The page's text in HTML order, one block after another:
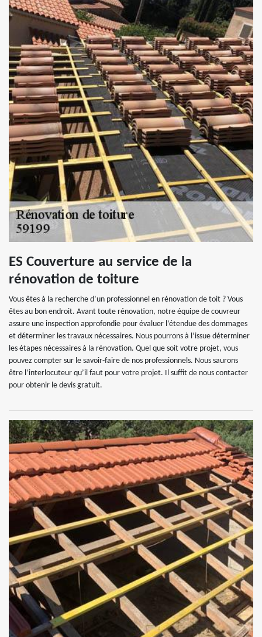
ES Couverture au service de la
rénovation de toiture
Vous êtes à la recherche d’un professionnel en rénovation de toit ? Vous
êtes au bon endroit. Avant toute rénovation, notre équipe de couvreur
assure une inspection approfondie pour évaluer l’étendue des dommages
et déterminer les travaux nécessaires. Nous pourrons à l’issue déterminer
les étapes nécessaires à la rénovation. Quel que soit votre projet, vous
pouvez compter sur le savoir-faire de nos professionnels. Nous saurons
être l’interlocuteur qu’il faut pour votre projet. Il suffit de nous contacter
pour obtenir le devis gratuit.